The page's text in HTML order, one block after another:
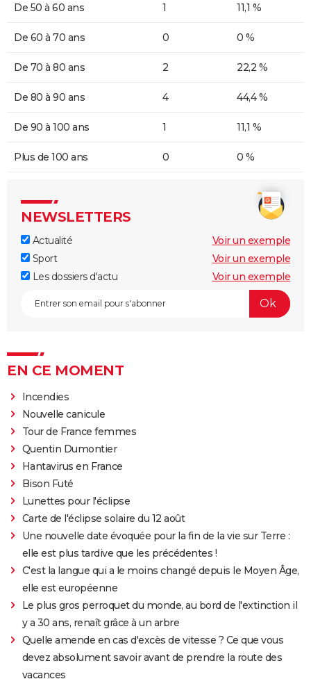
De 50 à 60 ans 1 11,1 %
De 60 à 70 ans 0 0 %
De 70 à 80 ans 2 22,2 %
De 80 à 90 ans 4 44,4 %
De 90 à 100 ans 1 11,1 %
Plus de 100 ans 0 0 %
NEWSLETTERS
Actualité
Voir un exemple
Sport
Voir un exemple
Les dossiers d'actu
Voir un exemple
EN CE MOMENT
Incendies
Nouvelle canicule
Tour de France femmes
Quentin Dumontier
Hantavirus en France
Bison Futé
Lunettes pour l'éclipse
Carte de l'éclipse solaire du 12 août
Une nouvelle date évoquée pour la fin de la vie sur Terre :
elle est plus tardive que les précédentes !
C'est la langue qui a le moins changé depuis le Moyen Âge,
elle est européenne
Le plus gros perroquet du monde, au bord de l'extinction il
y a 30 ans, renaît grâce à un arbre
Quelle amende en cas d'excès de vitesse ? Ce que vous
devez absolument savoir avant de prendre la route des
vacances